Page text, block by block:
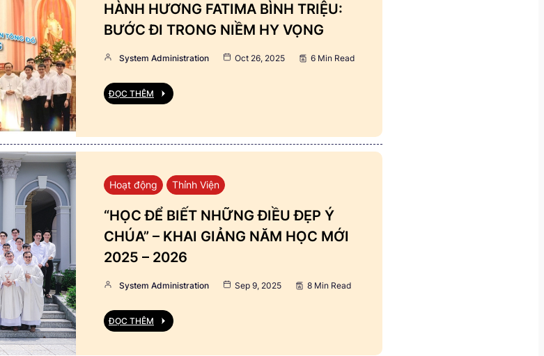
HÀNH HƯƠNG FATIMA BÌNH TRIỆU:
BƯỚC ĐI TRONG NIỀM HY VỌNG
System Administration Oct 26, 2025 6 Min Read
ĐỌC THÊM
Hoạt động Thỉnh Viện
“HỌC ĐỂ BIẾT NHỮNG ĐIỀU ĐẸP Ý
CHÚA” – KHAI GIẢNG NĂM HỌC MỚI
2025 – 2026
System Administration Sep 9, 2025 8 Min Read
ĐỌC THÊM